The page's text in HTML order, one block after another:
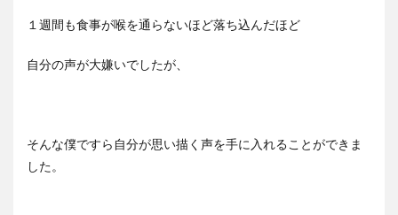
１週間も食事が喉を通らないほど落ち込んだほど
自分の声が大嫌いでしたが、
そんな僕ですら自分が思い描く声を手に入れることができま
した。